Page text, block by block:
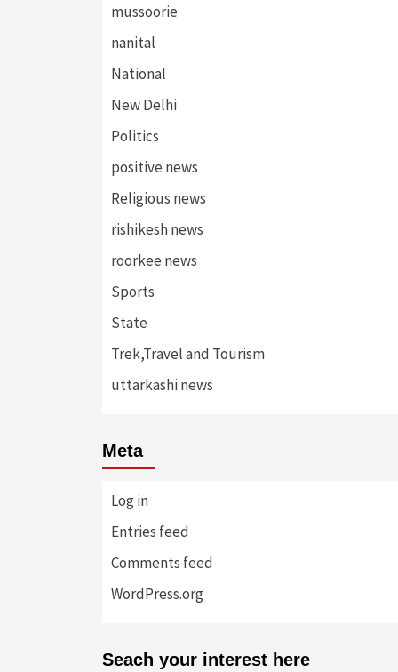
mussoorie
nanital
National
New Delhi
Politics
positive news
Religious news
rishikesh news
roorkee news
Sports
State
Trek,Travel and Tourism
uttarkashi news
Meta
Log in
Entries feed
Comments feed
WordPress.org
Seach your interest here